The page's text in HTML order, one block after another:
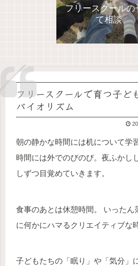
フリースクールの
て相談
フリースクールで育つ子ど
バイオリズム
朝の静かな時間には机について学
時間には外でのびのび。夜ふかし
しずつ目覚めていきます。
食事のあとは休憩時間。 いったん
に何かにハマるクリエイティブな
子どもたちの「眠り」や「気分」